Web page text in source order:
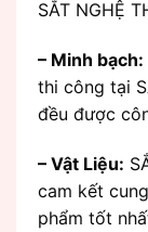
SẮT NGHỆ
– Minh bạch:
thi công tại
đều được
– Vật Liệu:
cam kết
phẩm tốt